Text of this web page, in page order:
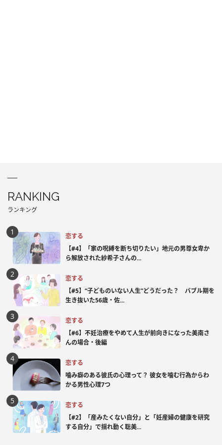
RANKING
ランキング
恋する
【#4】「家の呪縛を断ち切りたい」地元の男尊女卑か
ら解放された紗希子さんの...
恋する
【#5】“子どものいない人生”どうだった？ バブル期を
生き抜いた56歳・佐...
恋する
【#6】不妊治療をやめて人生が前向きになった美南さ
んの場合・後編
恋する
噛み癖のある彼氏の心理って？ 彼女を噛む行為からわ
かる男性心理7つ
恋する
【#2】「産みたくない自分」と「妊産婦の健康を研究
する自分」で揺れ動く聡美...